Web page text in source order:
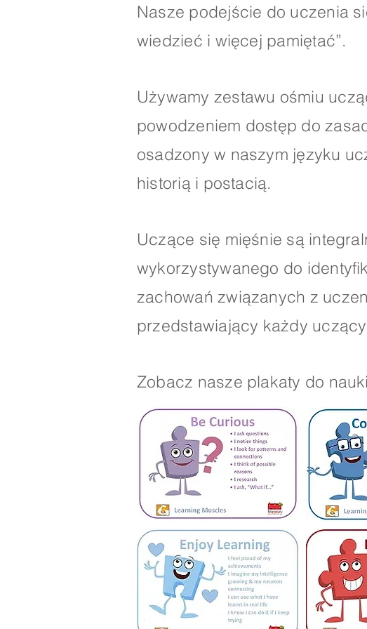
Nasze podejście do uczenia
wiedzieć i więcej pamiętać”.
Używamy zestawu ośmiu
powodzeniem dostęp do
osadzony w naszym języku
historią i postacią.
Uczące się mięśnie są
wykorzystywanego do
zachowań związanych z
przedstawiający każdy
Zobacz nasze plakaty do